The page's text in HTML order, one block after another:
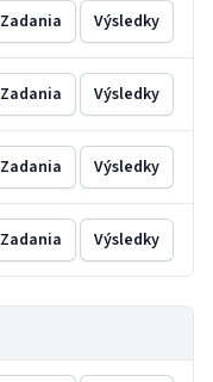
Zadania Výsledky
Zadania Výsledky
Zadania Výsledky
Zadania Výsledky